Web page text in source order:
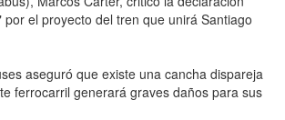
el proyecto del tren que unirá Santiago
aseguró que existe una cancha dispareja
ferrocarril generará graves daños para sus